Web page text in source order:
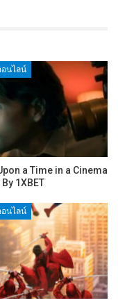
นไลน์
a Time in a Cinema
1XBET
นไลน์